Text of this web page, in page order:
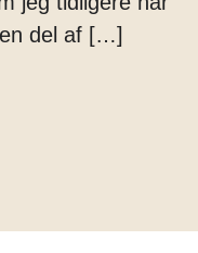
del af […]